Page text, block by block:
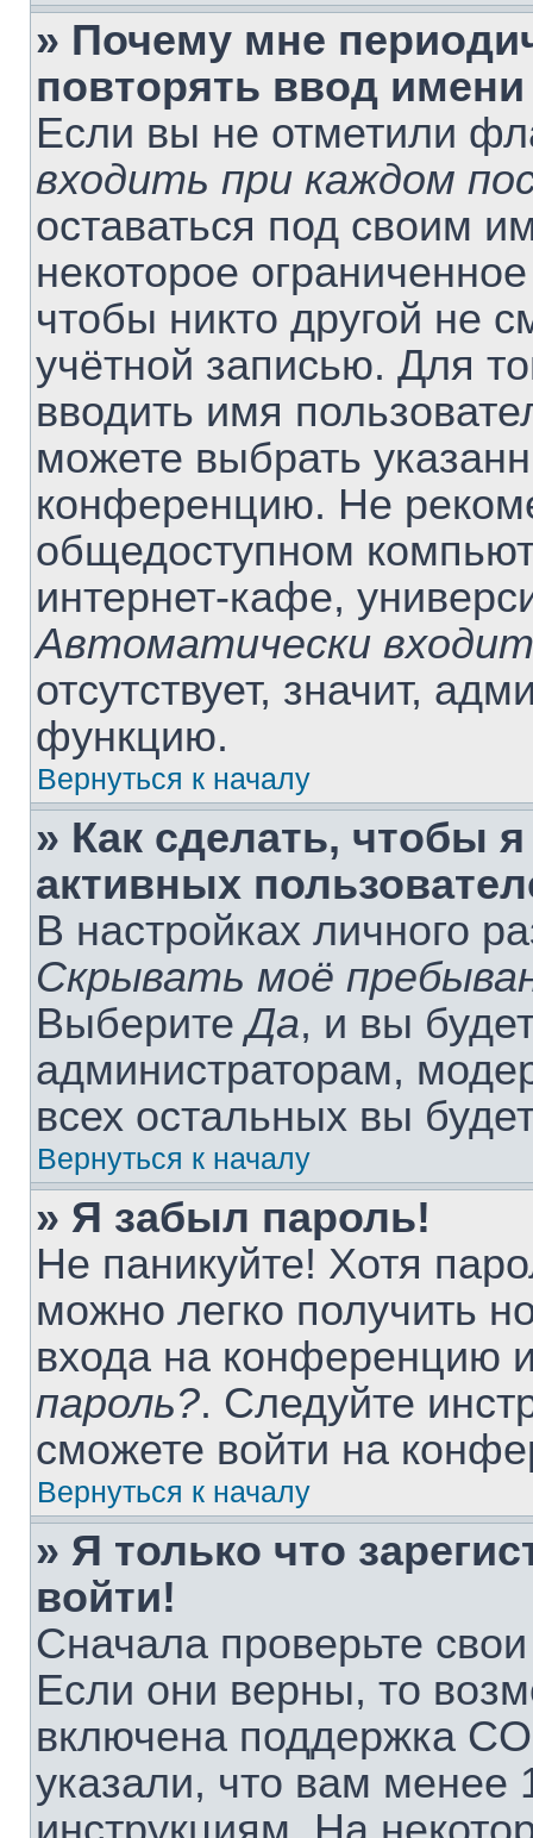
» Почему мне
повторять ввод
Если вы не отметили
входить при каждом
оставаться под своим
некоторое
чтобы никто другой не
учётной записью. Для
вводить имя
можете выбрать
конференцию. Не
общедоступном
интернет-кафе,
Автоматически
отсутствует, значит,
функцию.
Вернуться к началу
» Как сделать, чтобы
активных
В настройках личного
Скрывать моё
ВыберитеДа, и вы
администраторам,
всех остальных вы
Вернуться к началу
» Я забыл пароль!
Не паникуйте! Хотя
можно легко получить
входа на конференцию
пароль?. Следуйте
сможете войти на
Вернуться к началу
» Я только что
войти!
Сначала проверьте
Если они верны, то
включена поддержка
указали, что вам менее